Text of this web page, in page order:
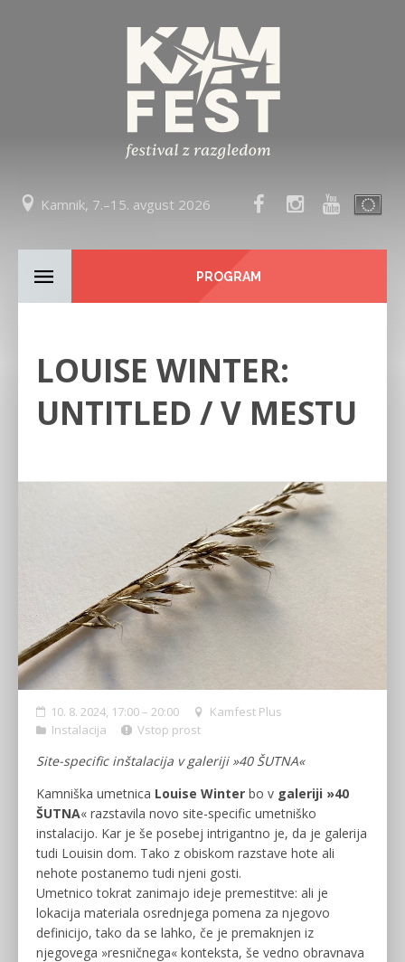
Kamnik, 7.–15. avgust 2026
PROGRAM
LOUISE WINTER:
UNTITLED / V MESTU
10. 8. 2024, 17:00 – 20:00
Kamfest Plus
Instalacija
Vstop prost
Site-specific inštalacija v galeriji »40 ŠUTNA«
Kamniška umetnica Louise Winter bo v galeriji »40
ŠUTNA« razstavila novo site-specific umetniško
instalacijo. Kar je še posebej intrigantno je, da je galerija
tudi Louisin dom. Tako z obiskom razstave hote ali
nehote postanemo tudi njeni gosti.
Umetnico tokrat zanimajo ideje premestitve: ali je
lokacija materiala osrednjega pomena za njegovo
definicijo, tako da se lahko, če je premaknjen iz
njegovega »resničnega« konteksta, še vedno obravnava